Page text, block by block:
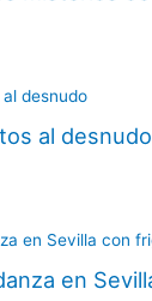
al desnudo
en